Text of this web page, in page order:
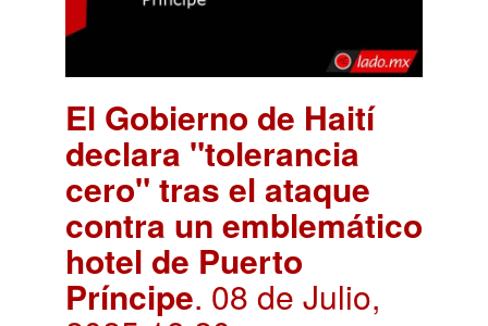
El Gobierno de Haití
declara "tolerancia
cero" tras el ataque
contra un emblemático
hotel de Puerto
Príncipe. 08 de Julio,